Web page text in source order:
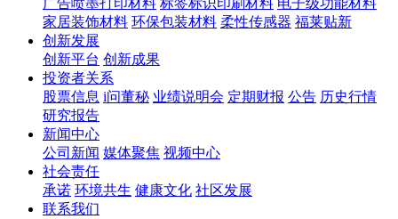
家居装饰材料 环保包装材料 柔性传感器 福莱贴新
创新发展
创新平台 创新成果
投资者关系
股票信息 i问董秘 业绩说明会 定期财报 公告 历史行情
研究报告
新闻中心
公司新闻 媒体聚焦 视频中心
社会责任
承诺 环境共生 健康文化 社区发展
联系我们